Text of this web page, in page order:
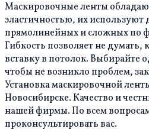
Маскировочные ленты
эластичностью, их используют
прямолинейных и сложных по
Гибкость позволяет не думать,
вставку в потолок. Выбирайте
чтобы не возникло проблем,
Установка маскировочной
Новосибирске. Качество и
нашей фирмы. По всем
проконсультировать вас.